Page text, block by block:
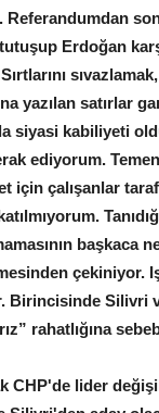
Referandumdan
Erdoğan
yazılan satırlar
siyasi kabiliyeti
ediyorum.
için çalışanlar
başkaca
çekiniyor.
Birincisinde Silivri
rahatlığına
CHP'de lider